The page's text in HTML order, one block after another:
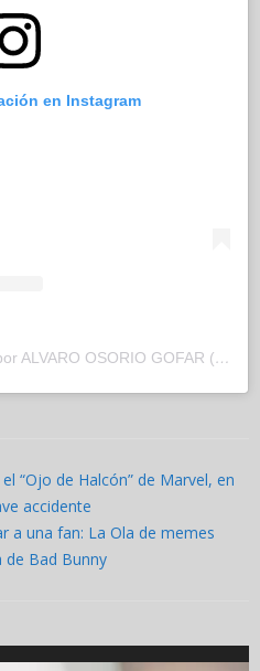
en Instagram
Una publicación compartida por ALVARO OSORIO GOFAR (@alvaroosoriogofar)
“Ojo de Halcón” de Marvel, en
accidente
a una fan: La Ola de memes
de Bad Bunny